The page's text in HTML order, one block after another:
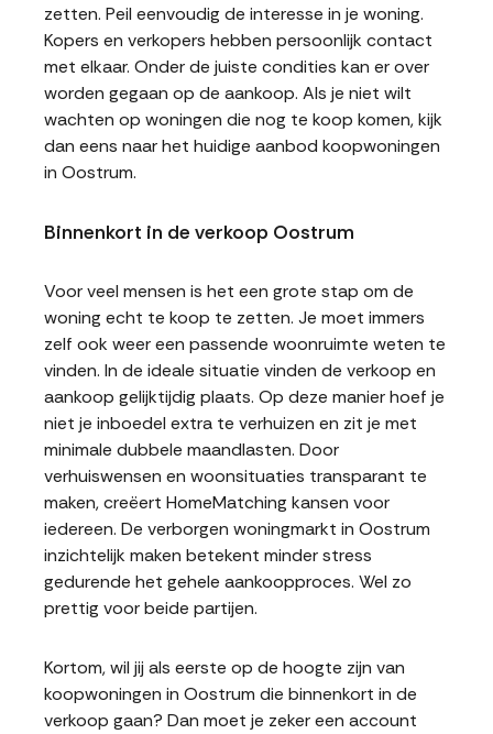
zetten. Peil eenvoudig de interesse in je woning.
Kopers en verkopers hebben persoonlijk contact
met elkaar. Onder de juiste condities kan er over
worden gegaan op de aankoop. Als je niet wilt
wachten op woningen die nog te koop komen, kijk
dan eens naar het huidige aanbod koopwoningen
in Oostrum.
Binnenkort in de verkoop Oostrum
Voor veel mensen is het een grote stap om de
woning echt te koop te zetten. Je moet immers
zelf ook weer een passende woonruimte weten te
vinden. In de ideale situatie vinden de verkoop en
aankoop gelijktijdig plaats. Op deze manier hoef je
niet je inboedel extra te verhuizen en zit je met
minimale dubbele maandlasten. Door
verhuiswensen en woonsituaties transparant te
maken, creëert HomeMatching kansen voor
iedereen. De verborgen woningmarkt in Oostrum
inzichtelijk maken betekent minder stress
gedurende het gehele aankoopproces. Wel zo
prettig voor beide partijen.
Kortom, wil jij als eerste op de hoogte zijn van
koopwoningen in Oostrum die binnenkort in de
verkoop gaan? Dan moet je zeker een account